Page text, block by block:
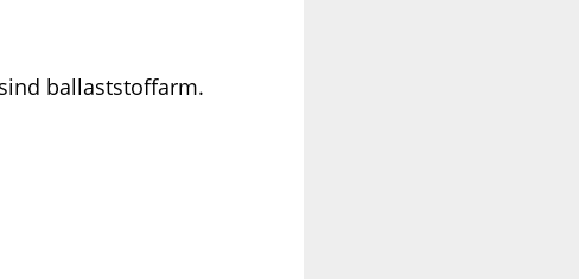
ballaststoffarm.